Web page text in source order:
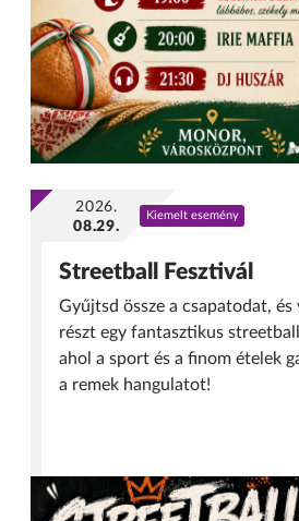
2026.
08.29.
Kiemelt esemény
Streetball Fesztivál
Gyűjtsd össze a csapatodat, és
részt egy fantasztikus
ahol a sport és a finom ételek
a remek hangulatot!